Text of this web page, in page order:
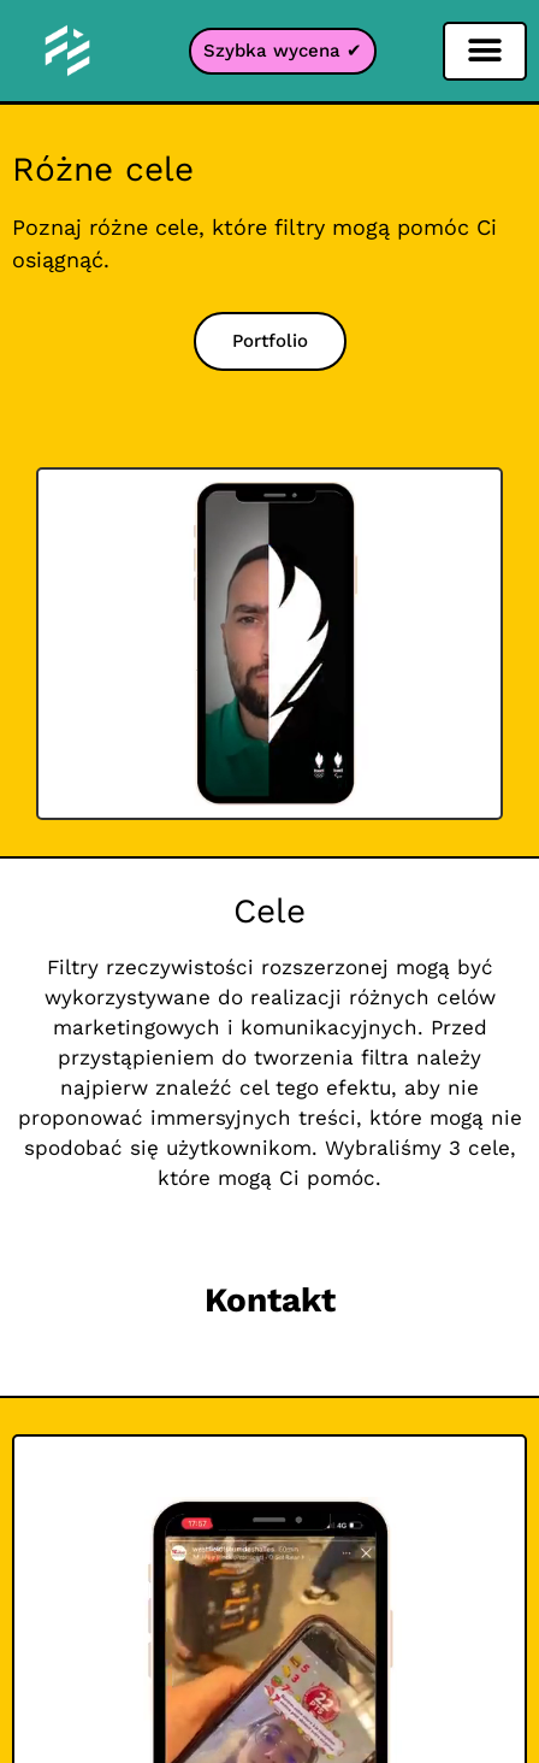
Szybka wycena ✔
Różne cele
Poznaj różne cele, które filtry mogą pomóc Ci
osiągnąć.
Portfolio
Cele
Filtry rzeczywistości rozszerzonej mogą być
wykorzystywane do realizacji różnych celów
marketingowych i komunikacyjnych. Przed
przystąpieniem do tworzenia filtra należy
najpierw znaleźć cel tego efektu, aby nie
proponować immersyjnych treści, które mogą nie
spodobać się użytkownikom. Wybraliśmy 3 cele,
które mogą Ci pomóc.
Kontakt